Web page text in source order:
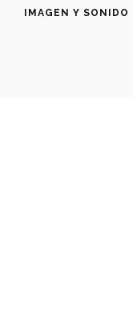
IMAGEN Y SONIDO